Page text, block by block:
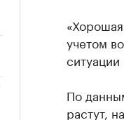
учетом
По
растут,